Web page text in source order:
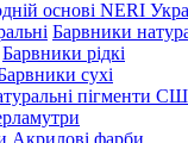
Барвники
Барвники рідкі
сухі
Акрилові фарби